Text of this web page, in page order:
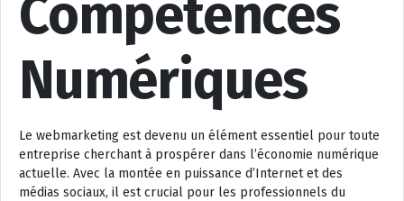
Compétences
Numériques
Le webmarketing est devenu un élément essentiel pour toute
entreprise cherchant à prospérer dans l’économie numérique
actuelle. Avec la montée en puissance d’Internet et des
médias sociaux, il est crucial pour les professionnels du